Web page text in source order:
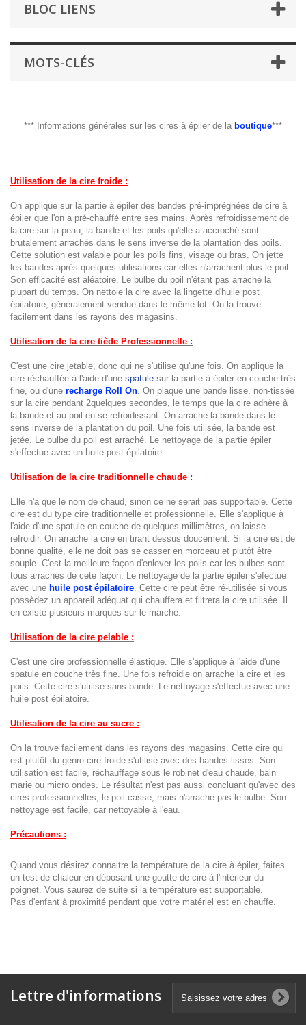
BLOC LIENS
MOTS-CLÉS
*** Informations générales sur les cires à épiler de la boutique***
Utilisation de la cire froide :
On applique sur la partie à épiler des bandes pré-imprégnées de cire à
épiler que l'on a pré-chauffé entre ses mains. Après refroidissement de
la cire sur la peau, la bande et les poils qu'elle a accroché sont
brutalement arrachés dans le sens inverse de la plantation des poils.
Cette solution est valable pour les poils fins, visage ou bras. On jette
les bandes après quelques utilisations car elles n'arrachent plus le poil.
Son efficacité est aléatoire. Le bulbe du poil n'étant pas arraché la
plupart du temps. On nettoie la cire avec la lingette d'huile post
épilatoire, généralement vendue dans le même lot. On la trouve
facilement dans les rayons des magasins.
Utilisation de la cire tiède Professionnelle :
C'est une cire jetable, donc qui ne s'utilise qu'une fois. On applique la
cire réchauffée à l'aide d'une spatule sur la partie à épiler en couche très
fine, ou d'une recharge Roll On. On plaque une bande lisse, non-tissée
sur la cire pendant 2quelques secondes, le temps que la cire adhère à
la bande et au poil en se refroidissant. On arrache la bande dans le
sens inverse de la plantation du poil. Une fois utilisée, la bande est
jetée. Le bulbe du poil est arraché. Le nettoyage de la partie épiler
s'effectue avec un huile post épilatoire.
Utilisation de la cire traditionnelle chaude :
Elle n'a que le nom de chaud, sinon ce ne serait pas supportable. Cette
cire est du type cire traditionnelle et professionnelle. Elle s'applique à
l'aide d'une spatule en couche de quelques millimètres, on laisse
refroidir. On arrache la cire en tirant dessus doucement. Si la cire est de
bonne qualité, elle ne doit pas se casser en morceau et plutôt être
souple. C'est la meilleure façon d'enlever les poils car les bulbes sont
tous arrachés de cete façon. Le nettoyage de la partie épiler s'efectue
avec une huile post épilatoire. Cette cire peut être ré-utilisée si vous
possèdez un appareil adéquat qui chauffera et filtrera la cire utilisée. Il
en existe plusieurs marques sur le marché.
Utilisation de la cire pelable :
C'est une cire professionnelle élastique. Elle s'applique à l'aide d'une
spatule en couche très fine. Une fois refroidie on arrache la cire et les
poils. Cette cire s'utilise sans bande. Le nettoyage s'effectue avec une
huile post épilatoire.
Utilisation de la cire au sucre :
On la trouve facilement dans les rayons des magasins. Cette cire qui
est plutôt du genre cire froide s'utilise avec des bandes lisses. Son
utilisation est facile, réchauffage sous le robinet d'eau chaude, bain
marie ou micro ondes. Le résultat n'est pas aussi concluant qu'avec des
cires professionnelles, le poil casse, mais n'arrache pas le bulbe. Son
nettoyage est facile, car nettoyable à l'eau.
Précautions :
Quand vous désirez connaitre la température de la cire à épiler, faites
un test de chaleur en déposant une goutte de cire à l'intérieur du
poignet. Vous saurez de suite si la température est supportable.
Pas d'enfant à proximité pendant que votre matériel est en chauffe.
Lettre d'informations